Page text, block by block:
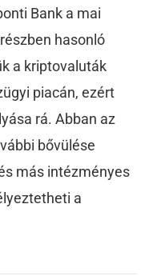
Bank a mai
hasonló
a kriptovaluták
piacán, ezért
rá. Abban az
bővülése
más intézményes
a